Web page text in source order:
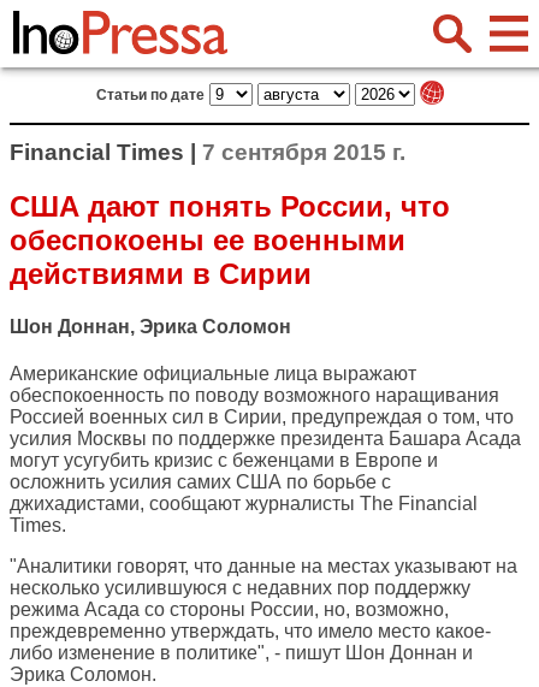
Статьи по дате
Financial Times | 7 сентября 2015 г.
США дают понять России, что
обеспокоены ее военными
действиями в Сирии
Шон Доннан, Эрика Соломон
Американские официальные лица выражают
обеспокоенность по поводу возможного наращивания
Россией военных сил в Сирии, предупреждая о том, что
усилия Москвы по поддержке президента Башара Асада
могут усугубить кризис с беженцами в Европе и
осложнить усилия самих США по борьбе с
джихадистами, сообщают журналисты The Financial
Times.
"Аналитики говорят, что данные на местах указывают на
несколько усилившуюся с недавних пор поддержку
режима Асада со стороны России, но, возможно,
преждевременно утверждать, что имело место какое-
либо изменение в политике", - пишут Шон Доннан и
Эрика Соломон.